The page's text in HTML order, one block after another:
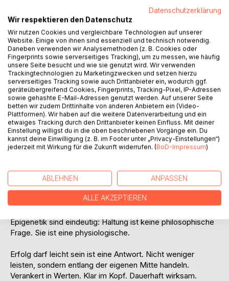
BESCHREIBUNG
Erfolg darf leicht sein. Das ist kein Wunschdenken. Das ist
Neurobiologie.
Was wir wirklich glauben, formt unser Gehirn. Wer innerlich
überzeugt ist, dass Erfolg Erschöpfung kostet, wird immer
mehr Erschöpfung produzieren. Wer sich erlaubt, anders zu
Hartmut Rosa zeigt, wohin gesellschaftliche
Beschleunigung führt. Joachim Bauer belegt, welche
Spuren dauerhafter Druck im menschlichen Körper
Epigenetik sind eindeutig: Haltung ist keine philosophische
Frage. Sie ist eine physiologische.
Erfolg darf leicht sein ist eine Antwort. Nicht weniger
leisten, sondern entlang der eigenen Mitte handeln.
Verankert in Werten. Klar im Kopf. Dauerhaft wirksam.
Datenschutzerklärung
Wir respektieren den Datenschutz
Wir nutzen Cookies und vergleichbare Technologien auf unserer
Website. Einige von ihnen sind essenziell und technisch notwendig.
Daneben verwenden wir Analysemethoden (z. B. Cookies oder
Fingerprints sowie serverseitiges Tracking), um zu messen, wie häufig
unsere Seite besucht und wie sie genutzt wird. Wir verwenden
Trackingtechnologien zu Marketingzwecken und setzen hierzu
serverseitiges Tracking sowie auch Drittanbieter ein, wodurch ggf.
geräteübergreifend Cookies, Fingerprints, Tracking-Pixel, IP-Adressen
sowie gehashte E-Mail-Adressen genutzt werden. Auf unserer Seite
betten wir zudem Drittinhalte von anderen Anbietern ein (Video-
Plattformen). Wir haben auf die weitere Datenverarbeitung und ein
etwaiges Tracking durch den Drittanbieter keinen Einfluss. Mit deiner
Einstellung willigst du in die oben beschriebenen Vorgänge ein. Du
kannst deine Einwilligung (z. B. im Footer unter „Privacy-Einstellungen“)
jederzeit mit Wirkung für die Zukunft widerrufen. (BoD-Impressum)
ABLEHNEN ANPASSEN
ALLE AKZEPTIEREN